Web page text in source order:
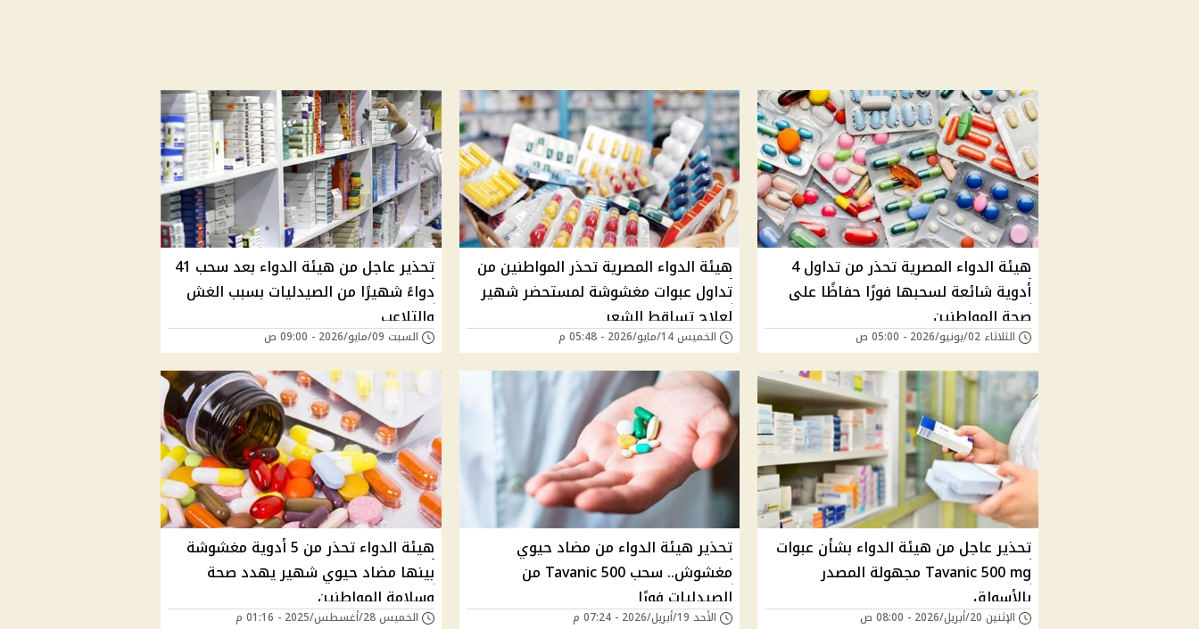
هيئة الدواء المصرية تحذر من تداول 4
أدوية شائعة لسحبها فورًا حفاظًا على
صحة المواطنين
الثلاثاء 02/يونيو/2026 - 05:00 ص
هيئة الدواء المصرية تحذر المواطنين من
تداول عبوات مغشوشة لمستحضر شهير
لعلاج تساقط الشعر
الخميس 14/مايو/2026 - 05:48 م
تحذير عاجل من هيئة الدواء بعد سحب 41
دواءً شهيرًا من الصيدليات بسبب الغش
والتلاعب
السبت 09/مايو/2026 - 09:00 ص
تحذير عاجل من هيئة الدواء بشأن عبوات
Tavanic 500 mg مجهولة المصدر
بالأسواق
الإثنين 20/أبريل/2026 - 08:00 ص
تحذير هيئة الدواء من مضاد حيوي
مغشوش.. سحب Tavanic 500 من
الصيدليات فورًا
الأحد 19/أبريل/2026 - 07:24 م
هيئة الدواء تحذر من 5 أدوية مغشوشة
بينها مضاد حيوي شهير يهدد صحة
وسلامة المواطنين
الخميس 28/أغسطس/2025 - 01:16 م